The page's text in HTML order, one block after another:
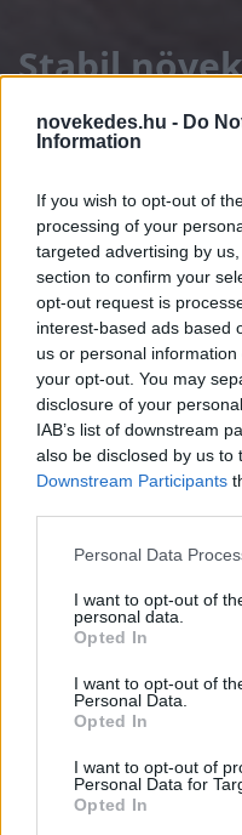
novekedes.hu - Do
Information
If you wish to opt-out of
processing of your
targeted advertising by
section to confirm your
opt-out request is
interest-based ads based
us or personal
your opt-out. You may
disclosure of your
IAB’s list of downstream
also be disclosed by us to
Downstream Participants
Please note that this
not limited to your visit or
grant or deny consent to
use your data for below
consent section.
Personal Data
I want to opt-out of
personal data.
Opted In
I want to opt-out of
Personal Data.
Opted In
I want to opt-out of
Personal Data for
Opted In
Stabil
jeleznek a
béradatok
HÍREK 2026. JÚN. 17. MTI
A legfrissebb
dinamikus
szinkronban van
emelésével és
multinacionális
bevezetett tavaszi
arányosan
jelentéséhez